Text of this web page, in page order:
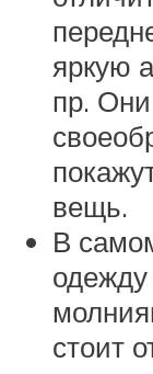
яркую
пр.
вещь.
В
стоит